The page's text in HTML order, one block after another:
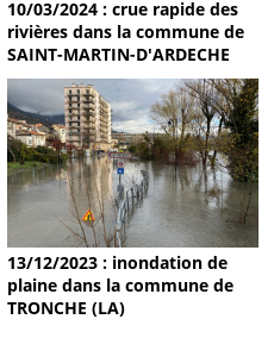
10/03/2024 : crue rapide des
rivières dans la commune de
SAINT-MARTIN-D'ARDECHE
13/12/2023 : inondation de
plaine dans la commune de
TRONCHE (LA)